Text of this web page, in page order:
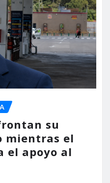
su
mientras el
el apoyo al